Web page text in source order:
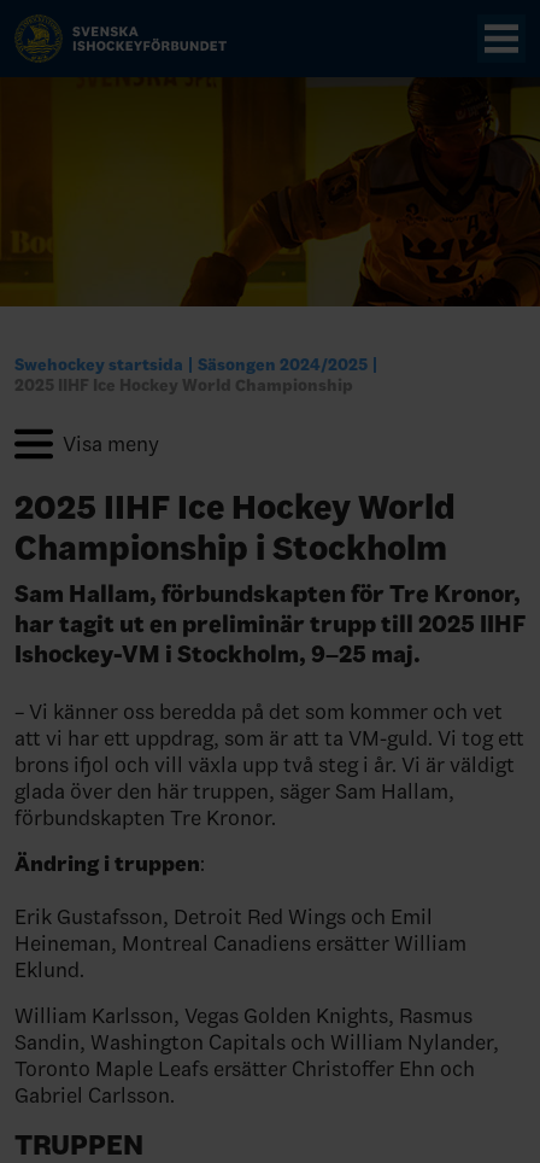
Swehockey startsida
Säsongen 2024/2025
2025 IIHF Ice Hockey World Championship
2025 IIHF Ice Hockey World
Championship i Stockholm
Sam Hallam, förbundskapten för Tre Kronor,
har tagit ut en preliminär trupp till 2025 IIHF
Ishockey-VM i Stockholm, 9–25 maj.
– Vi känner oss beredda på det som kommer och vet
att vi har ett uppdrag, som är att ta VM-guld. Vi tog ett
brons ifjol och vill växla upp två steg i år. Vi är väldigt
glada över den här truppen, säger Sam Hallam,
förbundskapten Tre Kronor.
Ändring i truppen:
Erik Gustafsson, Detroit Red Wings och Emil
Heineman, Montreal Canadiens ersätter William
Eklund.
William Karlsson, Vegas Golden Knights, Rasmus
Sandin, Washington Capitals och William Nylander,
Toronto Maple Leafs ersätter Christoffer Ehn och
Gabriel Carlsson.
TRUPPEN